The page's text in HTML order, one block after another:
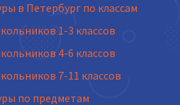
в Петербург по классам
1-3 классов
4-6 классов
7-11 классов
по предметам